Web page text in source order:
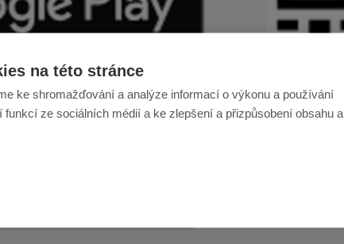
na této stránce
ke shromažďování a analýze informací o výkonu a používání
funkcí ze sociálních médií a ke zlepšení a přizpůsobení obsahu a